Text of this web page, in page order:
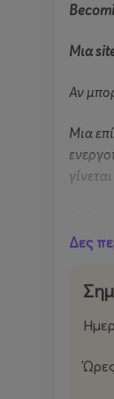
Μια
Αν
Μια
Με
Οι
Δες